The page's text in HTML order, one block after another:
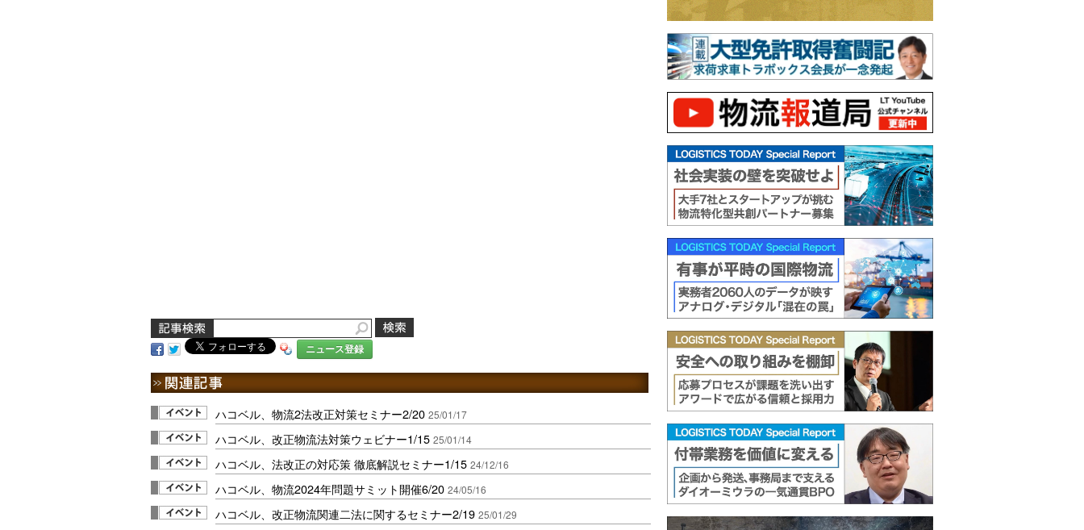
ニュース登録
ハコベル、物流2法改正対策セミナー2/20 25/01/17
ハコベル、改正物流法対策ウェビナー1/15 25/01/14
ハコベル、法改正の対応策 徹底解説セミナー1/15 24/12/16
ハコベル、物流2024年問題サミット開催6/20 24/05/16
ハコベル、改正物流関連二法に関するセミナー2/19 25/01/29